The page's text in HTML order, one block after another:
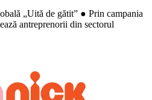
„Uită de gătit” ● Prin campania
antreprenorii din sectorul